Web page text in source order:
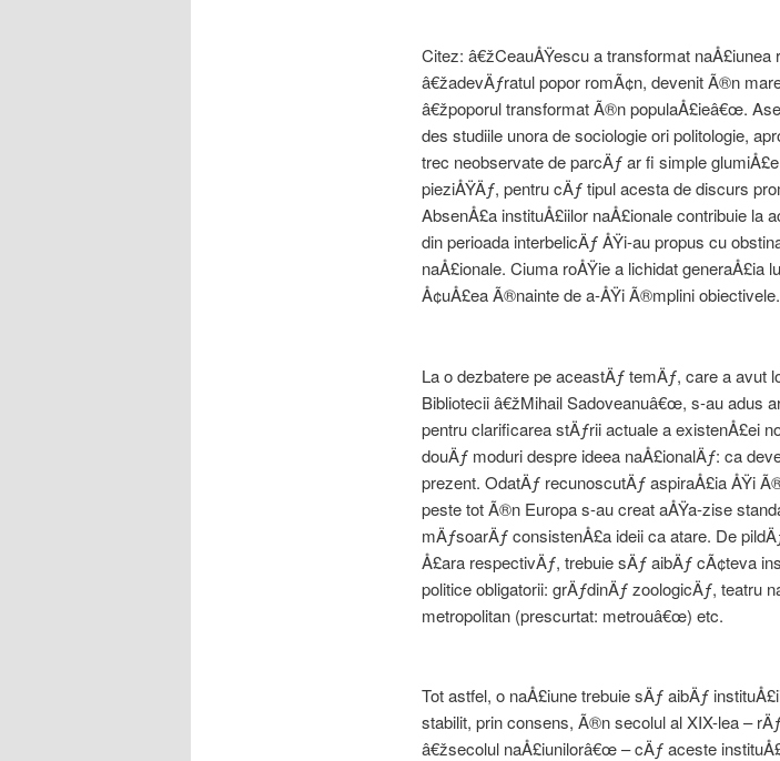
Citez: â€žCeauÅŸescu a transformat
â€žadevÄƒratul popor romÃ¢n, devenit Ã®n
â€žpoporul transformat Ã®n populaÅ£ieâ€œ.
des studiile unora de sociologie ori politologie,
trec neobservate de parcÄƒ ar fi simple
pieziÅŸÄƒ, pentru cÄƒ tipul acesta de discurs
AbsenÅ£a instituÅ£iilor naÅ£ionale contribuie la
din perioada interbelicÄƒ ÅŸi-au propus cu
naÅ£ionale. Ciuma roÅŸie a lichidat generaÅ£ia
Å¢uÅ£ea Ã®nainte de a-ÅŸi Ã®mplini obiectivele.
La o dezbatere pe aceastÄƒ temÄƒ, care a avut
Bibliotecii â€žMihail Sadoveanuâ€œ, s-au adus
pentru clarificarea stÄƒrii actuale a existenÅ£ei
douÄƒ moduri despre ideea naÅ£ionalÄƒ: ca
prezent. OdatÄƒ recunoscutÄƒ aspiraÅ£ia ÅŸi
peste tot Ã®n Europa s-au creat aÅŸa-zise
mÄƒsoarÄƒ consistenÅ£a ideii ca atare. De
Å£ara respectivÄƒ, trebuie sÄƒ aibÄƒ cÃ¢teva
politice obligatorii: grÄƒdinÄƒ zoologicÄƒ, teatru
metropolitan (prescurtat: metrouâ€œ) etc.
Tot astfel, o naÅ£iune trebuie sÄƒ aibÄƒ
stabilit, prin consens, Ã®n secolul al XIX-lea –
â€žsecolul naÅ£iunilorâ€œ – cÄƒ aceste